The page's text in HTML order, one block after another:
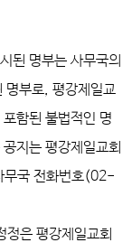
된 명부는 사무국의
명부로, 평강제일교
함된 불법적인 명
지는 평강제일교회
무국 전화번호(02-
은 평강제일교회